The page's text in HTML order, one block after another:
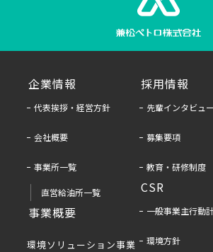
企業情報
代表挨拶・経営方針
会社概要
事業所一覧
直営給油所一覧
事業概要
環境ソリューション事業
採用情報
先輩インタビュー
募集要項
教育・研修制度
CSR
一般事業主行動
環境方針